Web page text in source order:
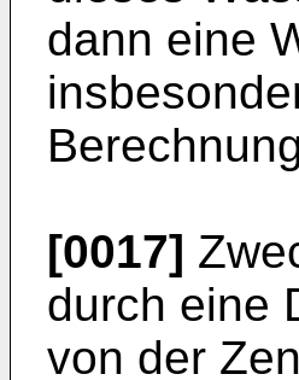
dann eine
[0017]
durch eine
von der